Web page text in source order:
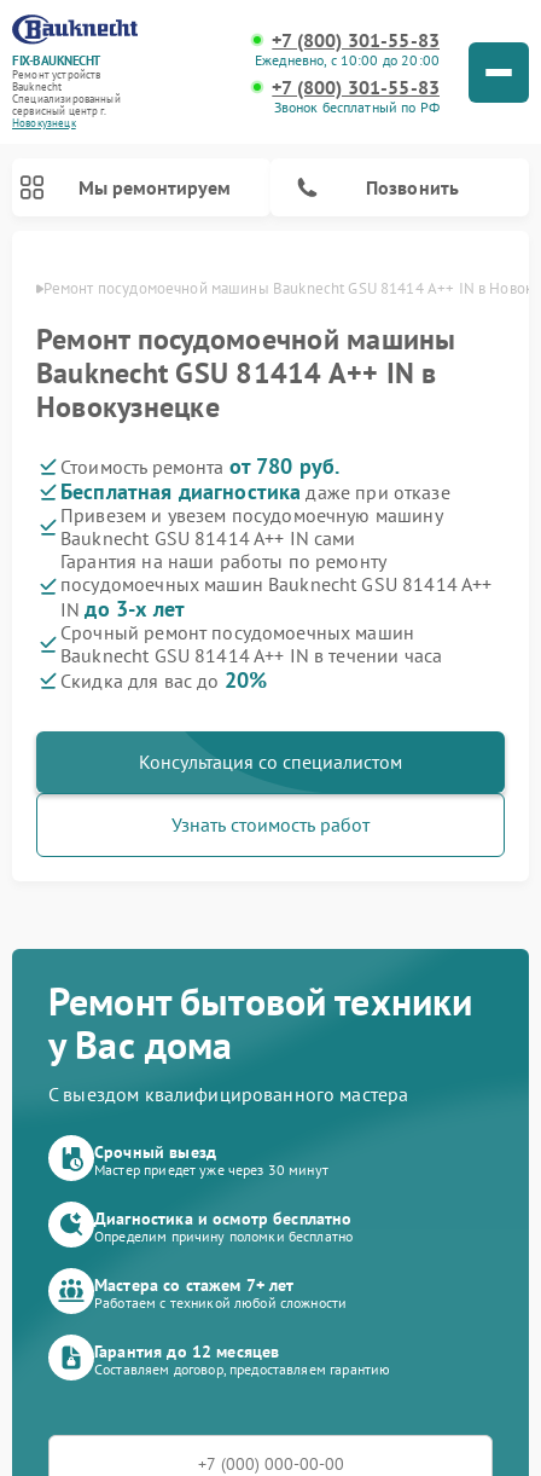
FIX-BAUKNECHT
Ремонт устройств
Bauknecht
Специализированный
cервисный центр г.
Новокузнецк
+7 (800) 301-55-83
Ежедневно, с 10:00 до 20:00
+7 (800) 301-55-83
Звонок бесплатный по РФ
Мы ремонтируем Позвонить
Ремонт посудомоечной машины Bauknecht GSU 81414 A++ IN в
Ремонт посудомоечной машины
Bauknecht GSU 81414 A++ IN в
Новокузнецке
Стоимость ремонта от 780 руб.
Бесплатная диагностика даже при отказе
Привезем и увезем посудомоечную машину
Bauknecht GSU 81414 A++ IN сами
Гарантия на наши работы по ремонту
посудомоечных машин Bauknecht GSU 81414 A++
INдо 3-х лет
Срочный ремонт посудомоечных машин
Bauknecht GSU 81414 A++ IN в течении часа
Скидка для вас до 20%
Консультация со специалистом
Узнать стоимость работ
Ремонт бытовой техники
у Вас дома
С выездом квалифицированного мастера
Срочный выезд
Мастер приедет уже через 30 минут
Диагностика и осмотр бесплатно
Определим причину поломки бесплатно
Мастера со стажем 7+ лет
Работаем с техникой любой сложности
Гарантия до 12 месяцев
Составляем договор, предоставляем гарантию